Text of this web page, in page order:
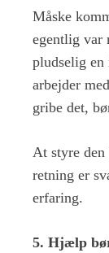
Måske
egentlig var
pludselig en
arbejder
gribe det,
At styre
retning er
erfaring.
5. Hjælp